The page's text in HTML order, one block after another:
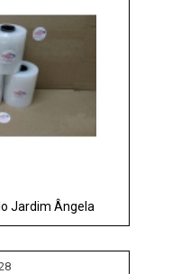
Jardim Ângela